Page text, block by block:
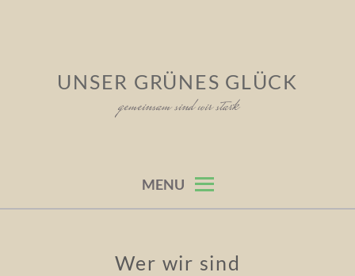
UNSER GRÜNES GLÜCK
gemeinsam sind wir stark
MENU
Wer wir sind